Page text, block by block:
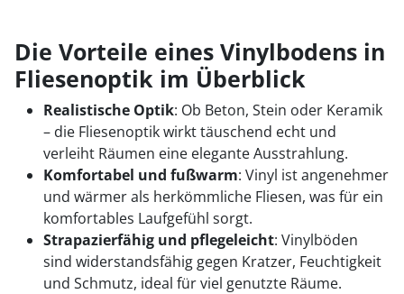
Die Vorteile eines Vinylbodens in
Fliesenoptik im Überblick
Realistische Optik: Ob Beton, Stein oder Keramik
– die Fliesenoptik wirkt täuschend echt und
verleiht Räumen eine elegante Ausstrahlung.
Komfortabel und fußwarm: Vinyl ist angenehmer
und wärmer als herkömmliche Fliesen, was für ein
komfortables Laufgefühl sorgt.
Strapazierfähig und pflegeleicht: Vinylböden
sind widerstandsfähig gegen Kratzer, Feuchtigkeit
und Schmutz, ideal für viel genutzte Räume.